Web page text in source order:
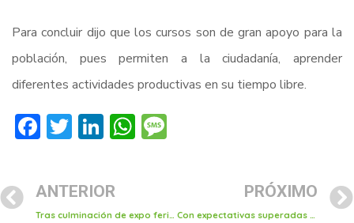
Para concluir dijo que los cursos son de gran apoyo para la
población, pues permiten a la ciudadanía, aprender
diferentes actividades productivas en su tiempo libre.
Facebook
Twitter
LinkedIn
WhatsApp
ANTERIOR
Tras culminación de expo feria de Tulancingo, publicidad es retirada
PRÓXIMO
Con expectativas superadas culminó agenda deportiva de expo feria Tulancingo 2023